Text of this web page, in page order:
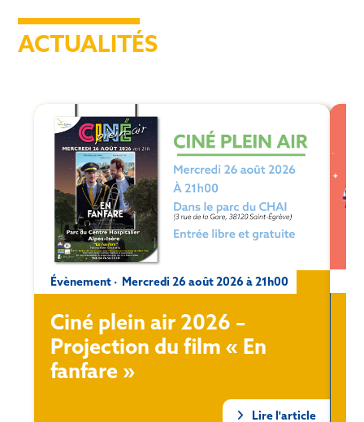
ACTUALITÉS
Évènement · Mercredi 26 août 2026 à 21h00
Ciné plein air 2026 –
Projection du film « En
fanfare »
Lire l'article